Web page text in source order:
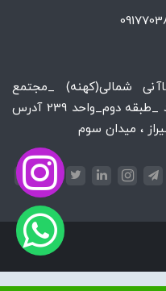
شمالی(کهنه) _مجتمع
تخصصی برق و الکترونیک زمرد _طبقه دوم_واحد 239 آدرس
، میدان سوم